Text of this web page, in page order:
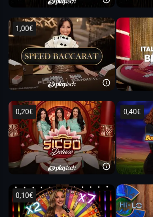
1,00€
0,20€ 0,40€
0,10€